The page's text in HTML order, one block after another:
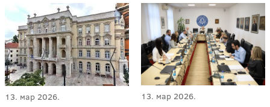
13. мар 2026. 13. мар 2026.